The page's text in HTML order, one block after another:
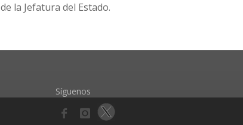
de la Jefatura del Estado.
Síguenos